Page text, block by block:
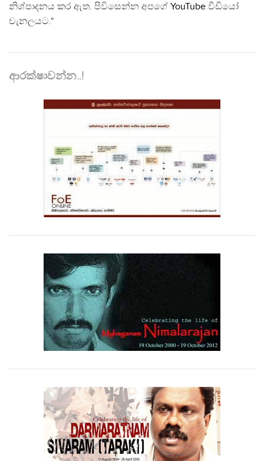
නිශ්පාදනය කර ඇත. පිවිසෙන්න අපගේ YouTube වීඩියෝ
චැනලයට."
ආරක්ෂාවන්න..!